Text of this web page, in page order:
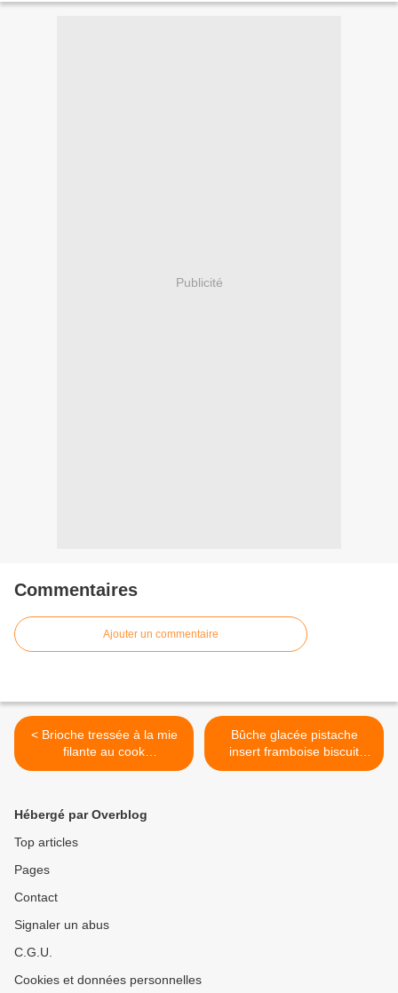
Publicité
Commentaires
Ajouter un commentaire
< Brioche tressée à la mie
filante au cook
expert/companion
Bûche glacée pistache
insert framboise biscuit
financier pistache au cook
Hébergé par Overblog
Top articles
Pages
Contact
Signaler un abus
C.G.U.
Cookies et données personnelles